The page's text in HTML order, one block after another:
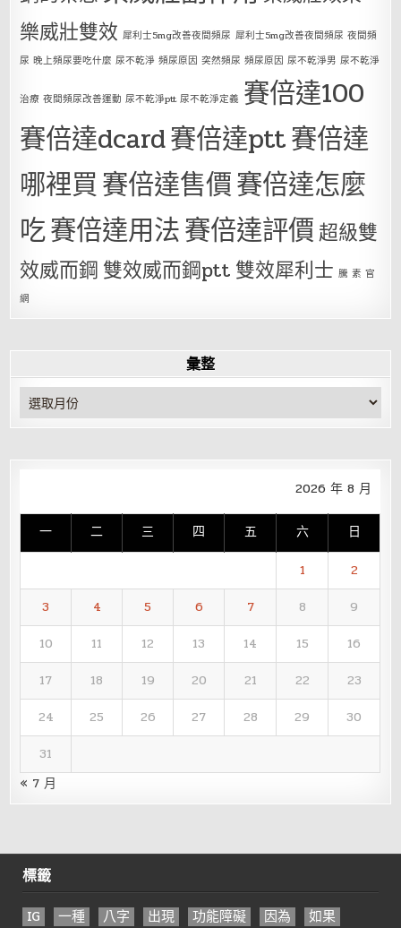
樂威壯雙效 犀利士5mg改善夜間頻尿 犀利士5mg改善夜間頻尿 夜間頻
尿 晚上頻尿要吃什麼 尿不乾淨 頻尿原因 突然頻尿 頻尿原因 尿不乾淨男 尿不乾淨
治療 夜間頻尿改善運動 尿不乾淨ptt 尿不乾淨定義 賽倍達100
賽倍達dcard賽倍達ptt賽倍達
哪裡買賽倍達售價賽倍達怎麼
吃賽倍達用法賽倍達評價超級雙
效威而鋼 雙效威而鋼ptt 雙效犀利士 騰 素 官
網
彙整
彙
整
2026 年 8 月
一 二 三 四 五 六 日
1
2
3
4 5 6 7 8
9
10
11 12 13 14 15
16
17
18 19 20 21 22
23
24
25 26 27 28 29
30
31
« 7 月
標籤
IG 一種 八字 出現 功能障礙 因為
如果